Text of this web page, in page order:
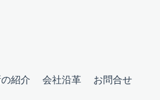
紹介 会社沿革 お問合せ